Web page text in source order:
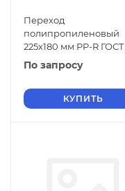
Переход
полипропиленовый
225х180 мм PP-R ГОСТ
32415-2013
По запросу
КУПИТЬ